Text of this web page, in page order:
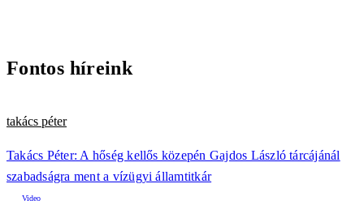
Fontos híreink
takács péter
Takács Péter: A hőség kellős közepén Gajdos László tárcájánál
szabadságra ment a vízügyi államtitkár